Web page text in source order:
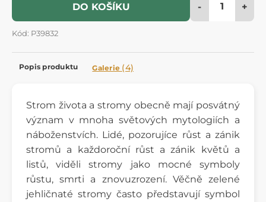
DO KOŠÍKU - +
Kód: P39832
Popis produktu Galerie (4)
Strom života a stromy obecně mají posvátný
význam v mnoha světových mytologiích a
náboženstvích. Lidé, pozorujíce růst a zánik
stromů a každoroční růst a zánik květů a
listů, viděli stromy jako mocné symboly
růstu, smrti a znovuzrození. Věčně zelené
jehličnaté stromy často představují symbol